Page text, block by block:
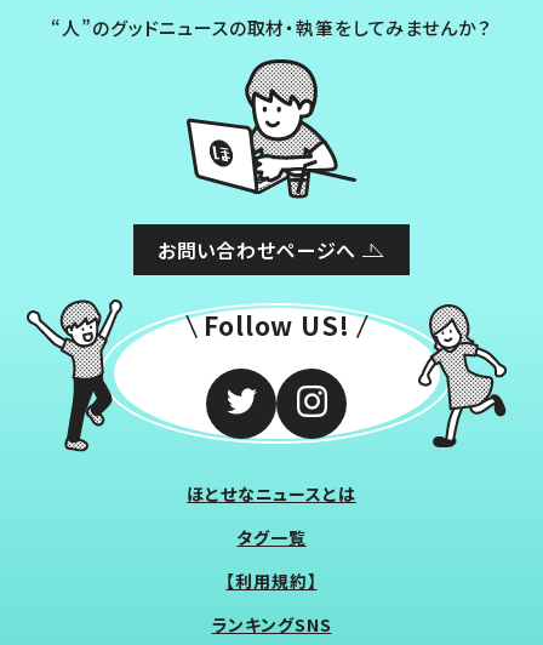
“人”のグッドニュースの取材・執筆をしてみませんか？
お問い合わせページへ
Follow US!
ほとせなニュースとは
タグ一覧
【利用規約】
ランキングSNS